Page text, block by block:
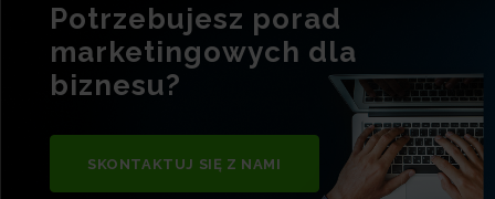
Potrzebujesz porad
marketingowych dla
biznesu?
SKONTAKTUJ SIĘ Z NAMI